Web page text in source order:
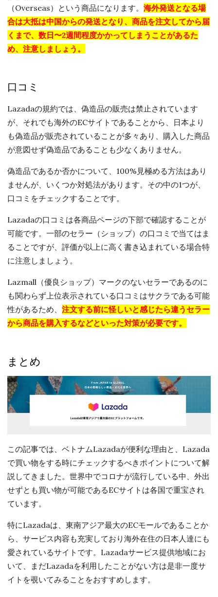
（Overseas）という商品になります。 海外発送となる場
合は大抵は中国からの発送となり、商品を注文してから届
くまで、数日〜2週間程度かかってしまうことがあるた
め、注意しましょう。
口コミ
Lazadaの規約では、偽造品の販売は禁止されています
が、それでも海外のECサイトであることから、日本より
も偽造品が販売されていることが多々あり、購入した商品
が意図せず偽造品であることも少なくありません。
偽造品であるか否かについて、100%見極める方法はあり
ませんが、いくつか対処法があります。その中の1つが、
口コミをチェックすることです。
Lazadaの口コミは各商品ページの下部で確認することが
可能です。一部のセラー（ショップ）の口コミで当てはま
ることですが、評価が以上に高く書き込まれている場合特
に注意しましょう。
Lazmall（優良ショップ）マークのないセラーであるのに
も関わらず上位表示されている口コミはサクラである可能
性があるため、 注文する前に怪しいと感じたら違うセラー
から商品を購入するなどといった対策が必要です。
まとめ
この記事では、ベトナムLazadaが便利な理由と、Lazada
で買い物をする時にチェックするべきポイントについて解
説してきました。世界中でコロナが流行している中、外出
せずとも買い物が可能であるECサイトは各国で重宝され
ています。
特にLazadaは、東南アジア最大のECモールであることか
ら、サービス内容も充実しており海外在住の日本人達にも
愛されているサイトです。Lazadaサービス提供地域にお
いて、まだLazadaを利用したことがない方は是非一度サ
イトを覗いてみることをおすすめします。